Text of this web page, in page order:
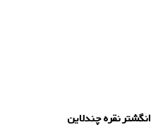
انگشتر نقره چندلاین